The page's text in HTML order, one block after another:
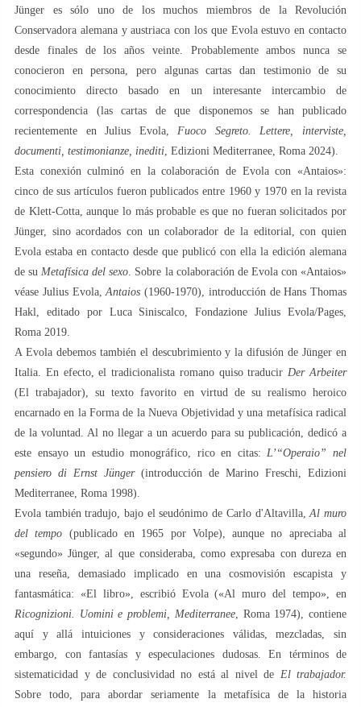
Jünger es sólo uno de los muchos miembros de la Revolución
Conservadora alemana y austriaca con los que Evola estuvo en contacto
desde finales de los años veinte. Probablemente ambos nunca se
conocieron en persona, pero algunas cartas dan testimonio de su
conocimiento directo basado en un interesante intercambio de
correspondencia (las cartas de que disponemos se han publicado
recientemente en Julius Evola, Fuoco Segreto. Lettere, interviste,
documenti, testimonianze, inediti , Edizioni Mediterranee, Roma 2024).
Esta conexión culminó en la colaboración de Evola con «Antaios»:
cinco de sus artículos fueron publicados entre 1960 y 1970 en la revista
de Klett-Cotta, aunque lo más probable es que no fueran solicitados por
Jünger, sino acordados con un colaborador de la editorial, con quien
Evola estaba en contacto desde que publicó con ella la edición alemana
de su Metafísica del sexo . Sobre la colaboración de Evola con «Antaios»
véase Julius Evola,Antaios (1960-1970), introducción de Hans Thomas
Hakl, editado por Luca Siniscalco, Fondazione Julius Evola/Pages,
Roma 2019.
A Evola debemos también el descubrimiento y la difusión de Jünger en
Italia. En efecto, el tradicionalista romano quiso traducir Der Arbeiter
(El trabajador), su texto favorito en virtud de su realismo heroico
encarnado en la Forma de la Nueva Objetividad y una metafísica radical
de la voluntad. Al no llegar a un acuerdo para su publicación, dedicó a
este ensayo un estudio monográfico, rico en citas: L’“Operaio” nel
pensiero di Ernst Jünger(introducción de Marino Freschi, Edizioni
Mediterranee, Roma 1998).
Evola también tradujo, bajo el seudónimo de Carlo d'Altavilla,Al muro
del tempo (publicado en 1965 por Volpe), aunque no apreciaba al
«segundo» Jünger, al que consideraba, como expresaba con dureza en
una reseña, demasiado implicado en una cosmovisión escapista y
fantasmática: «El libro», escribió Evola («Al muro del tempo», en
Ricognizioni. Uomini e problemi, Mediterranee, Roma 1974), contiene
aquí y allá intuiciones y consideraciones válidas, mezcladas, sin
embargo, con fantasías y especulaciones dudosas. En términos de
sistematicidad y de conclusividad no está al nivel de El trabajador.
Sobre todo, para abordar seriamente la metafísica de la historia